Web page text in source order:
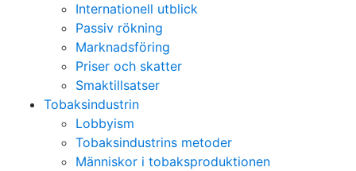
Internationell utblick
Passiv rökning
Marknadsföring
Priser och skatter
Smaktillsatser
Tobaksindustrin
Lobbyism
Tobaksindustrins metoder
Människor i tobaksproduktionen